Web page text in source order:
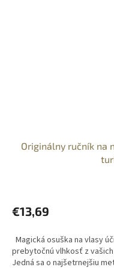
Originálny ručník na
€13,69
Magická osuška na vlasy
prebytočnú vlhkosť z
Jedná sa o najšetrnejšiu